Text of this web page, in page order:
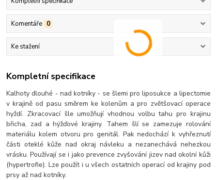
Komentáře 0
Ke stažení
Kompletní specifikace
Kalhoty dlouhé - nad kotníky - se šlemi pro liposukce a lipectomie
v krajině od pasu směrem ke kolenům a pro zvětšovací operace
hyždí. Zkracovací šle umožňují vhodnou volbu tahu pro krajinu
břicha, zad a hýžďové krajiny. Tahem šlí se zamezuje rolování
materiálu kolem otvoru pro genitál. Pak nedochází k vyhřeznutí
části oteklé kůže nad okraj návleku a nezanechává nehezkou
vrásku. Používají se i jako prevence zvyšování jizev nad okolní kůži
(hypertrofie). Lze použít i u všech ostatních operací od krajiny pod
prsy až nad kotníky.